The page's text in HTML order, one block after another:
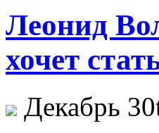
Леонид
хочет
Декабрь